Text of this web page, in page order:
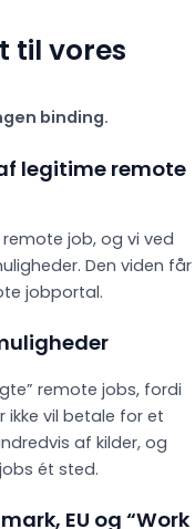
til vores
binding.
legitime remote
job, og vi ved
Den viden får
jobportal.
remote jobs, fordi
vil betale for et
af kilder, og
ét sted.
EU og “Work